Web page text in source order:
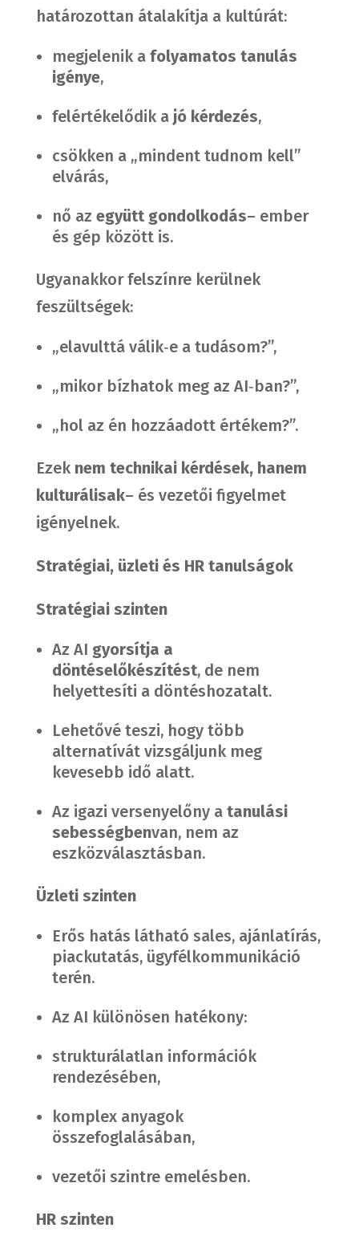
határozottan átalakítja a kultúrát:
megjelenik a folyamatos tanulás
igénye,
felértékelődik a jó kérdezés,
csökken a „mindent tudnom kell”
elvárás,
nő az együtt gondolkodás– ember
és gép között is.
Ugyanakkor felszínre kerülnek
feszültségek:
„elavulttá válik‑e a tudásom?”,
„mikor bízhatok meg az AI‑ban?”,
„hol az én hozzáadott értékem?”.
Ezek nem technikai kérdések, hanem
kulturálisak– és vezetői figyelmet
igényelnek.
Stratégiai, üzleti és HR tanulságok
Stratégiai szinten
Az AI gyorsítja a
döntéselőkészítést, de nem
helyettesíti a döntéshozatalt.
Lehetővé teszi, hogy több
alternatívát vizsgáljunk meg
kevesebb idő alatt.
Az igazi versenyelőny a tanulási
sebességbenvan, nem az
eszközválasztásban.
Üzleti szinten
Erős hatás látható sales, ajánlatírás,
piackutatás, ügyfélkommunikáció
terén.
Az AI különösen hatékony:
strukturálatlan információk
rendezésében,
komplex anyagok
összefoglalásában,
vezetői szintre emelésben.
HR szinten